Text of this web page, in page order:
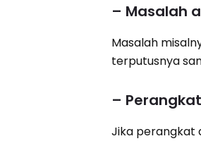
– Masalah
Masalah
terputusnya
–
Jika perangkat